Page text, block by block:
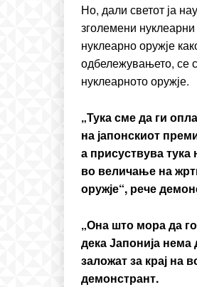
Но, дали светот ја
зголемени
нуклеарно оружје
одбележувањето, се
нуклеарното оружје.
„Тука сме да ги
на јапонскиот
а присуствуватука
во величање на
оружје“, рече
„Она што мора да
декаЈапонија нема
заложат за крај на
демонстрант.